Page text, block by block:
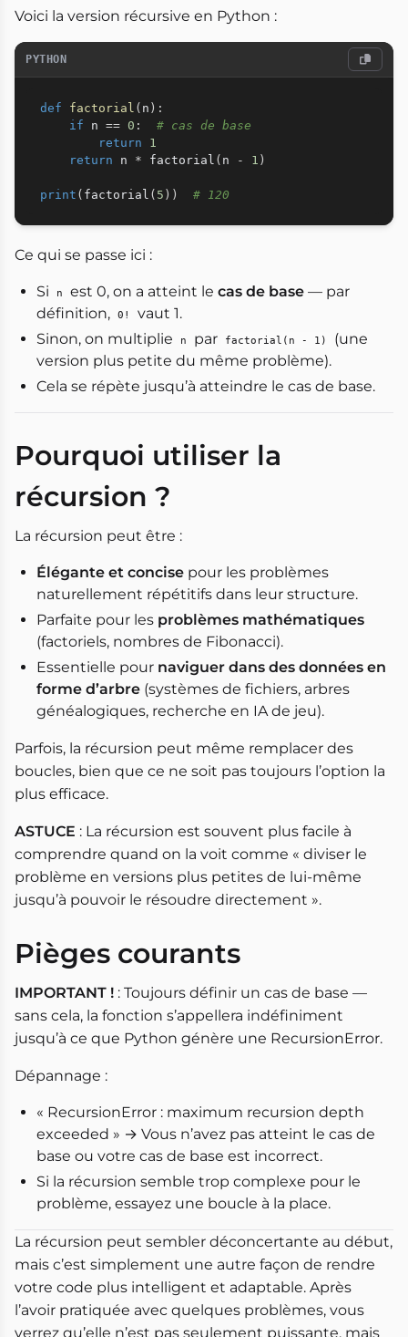
Voici la version récursive en Python :
PYTHON
def factorial ( n ) :
if n == 0 :
# cas de base
return
1
return n * factorial ( n - 1 )
print ( factorial ( 5 ) ) # 120
Ce qui se passe ici :
Si n est 0, on a atteint le cas de base — par
définition, 0!
vaut 1.
Sinon, on multiplie
n par factorial(n - 1)
(une
version plus petite du même problème).
Cela se répète jusqu’à atteindre le cas de base.
Pourquoi utiliser la
récursion ?
La récursion peut être :
Élégante et concise pour les problèmes
naturellement répétitifs dans leur structure.
Parfaite pour les problèmes mathématiques
(factoriels, nombres de Fibonacci).
Essentielle pour naviguer dans des données en
forme d’arbre (systèmes de fichiers, arbres
généalogiques, recherche en IA de jeu).
Parfois, la récursion peut même remplacer des
boucles, bien que ce ne soit pas toujours l’option la
plus efficace.
ASTUCE : La récursion est souvent plus facile à
comprendre quand on la voit comme « diviser le
problème en versions plus petites de lui-même
jusqu’à pouvoir le résoudre directement ».
Pièges courants
IMPORTANT ! : Toujours définir un cas de base —
sans cela, la fonction s’appellera indéfiniment
jusqu’à ce que Python génère une RecursionError.
Dépannage :
« RecursionError : maximum recursion depth
exceeded » → Vous n’avez pas atteint le cas de
base ou votre cas de base est incorrect.
Si la récursion semble trop complexe pour le
problème, essayez une boucle à la place.
La récursion peut sembler déconcertante au début,
mais c’est simplement une autre façon de rendre
votre code plus intelligent et adaptable. Après
l’avoir pratiquée avec quelques problèmes, vous
verrez qu’elle n’est pas seulement puissante, mais